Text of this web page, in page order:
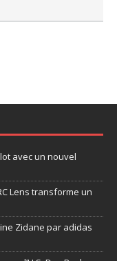
avec un nouvel
Lens transforme un
Zidane par adidas